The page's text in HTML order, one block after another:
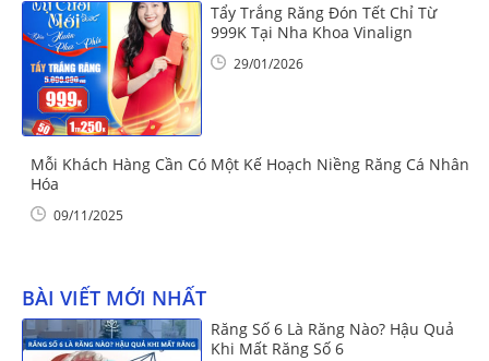
Tẩy Trắng Răng Đón Tết Chỉ Từ
999K Tại Nha Khoa Vinalign
29/01/2026
Mỗi Khách Hàng Cần Có Một Kế Hoạch Niềng Răng Cá Nhân
Hóa
09/11/2025
BÀI VIẾT MỚI NHẤT
Răng Số 6 Là Răng Nào? Hậu Quả
Khi Mất Răng Số 6